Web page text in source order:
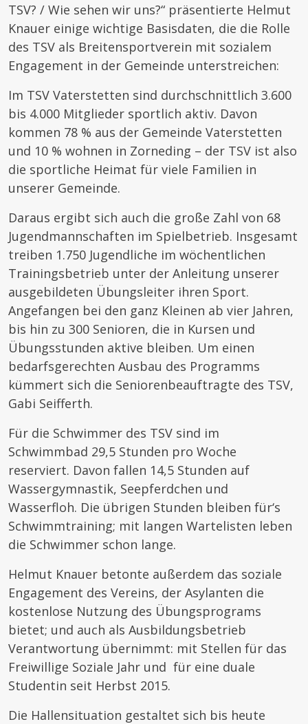
TSV? / Wie sehen wir uns?“ präsentierte Helmut
Knauer einige wichtige Basisdaten, die die Rolle
des TSV als Breitensportverein mit sozialem
Engagement in der Gemeinde unterstreichen:
Im TSV Vaterstetten sind durchschnittlich 3.600
bis 4.000 Mitglieder sportlich aktiv. Davon
kommen 78 % aus der Gemeinde Vaterstetten
und 10 % wohnen in Zorneding – der TSV ist also
die sportliche Heimat für viele Familien in
unserer Gemeinde.
Daraus ergibt sich auch die große Zahl von 68
Jugendmannschaften im Spielbetrieb. Insgesamt
treiben 1.750 Jugendliche im wöchentlichen
Trainingsbetrieb unter der Anleitung unserer
ausgebildeten Übungsleiter ihren Sport.
Angefangen bei den ganz Kleinen ab vier Jahren,
bis hin zu 300 Senioren, die in Kursen und
Übungsstunden aktive bleiben. Um einen
bedarfsgerechten Ausbau des Programms
kümmert sich die Seniorenbeauftragte des TSV,
Gabi Seifferth.
Für die Schwimmer des TSV sind im
Schwimmbad 29,5 Stunden pro Woche
reserviert. Davon fallen 14,5 Stunden auf
Wassergymnastik, Seepferdchen und
Wasserfloh. Die übrigen Stunden bleiben für‘s
Schwimmtraining; mit langen Wartelisten leben
die Schwimmer schon lange.
Helmut Knauer betonte außerdem das soziale
Engagement des Vereins, der Asylanten die
kostenlose Nutzung des Übungsprograms
bietet; und auch als Ausbildungsbetrieb
Verantwortung übernimmt: mit Stellen für das
Freiwillige Soziale Jahr und für eine duale
Studentin seit Herbst 2015.
Die Hallensituation gestaltet sich bis heute